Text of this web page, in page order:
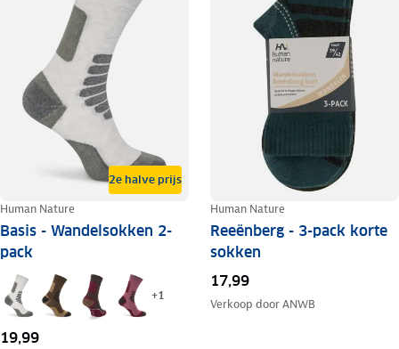
2e halve prijs
Human Nature
Basis - Wandelsokken 2-
pack
+1
19,99
Human Nature
Reeënberg - 3-pack korte
sokken
17,99
Verkoop doorANWB